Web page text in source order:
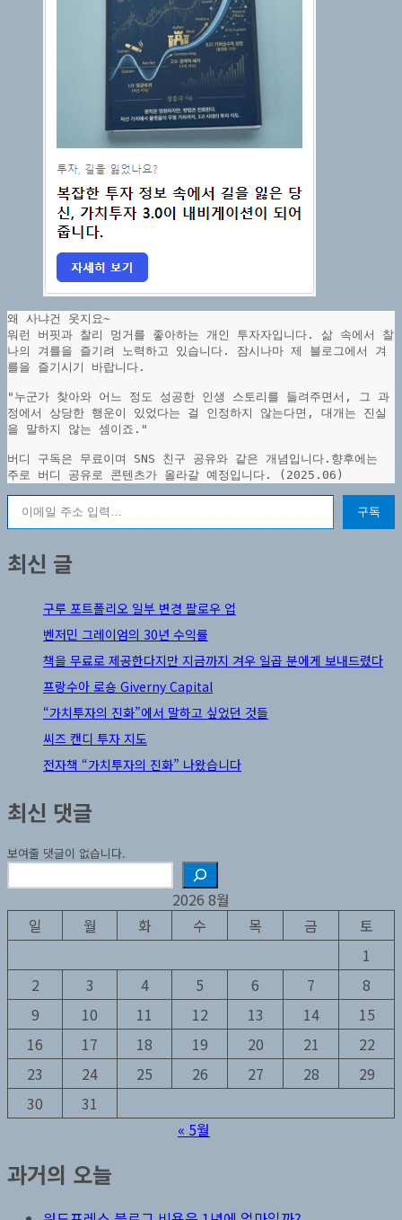
왜 사냐건 웃지요~
워런 버핏과 찰리 멍거를 좋아하는 개인 투자자입니다. 삶 속에서 찰
나의 겨를을 즐기려 노력하고 있습니다. 잠시나마 제 블로그에서 겨
를을 즐기시기 바랍니다.
"누군가 찾아와 어느 정도 성공한 인생 스토리를 들려주면서, 그 과
정에서 상당한 행운이 있었다는 걸 인정하지 않는다면, 대개는 진실
을 말하지 않는 셈이죠."
버디 구독은 무료이며 SNS 친구 공유와 같은 개념입니다.향후에는
주로 버디 공유로 콘텐츠가 올라갈 예정입니다. (2025.06)
이메일 주소 입력…
구독
최신 글
구루 포트폴리오 일부 변경 팔로우 업
벤저민 그레이엄의 30년 수익률
책을 무료로 제공한다지만 지금까지 겨우 일곱 분에게 보내드렸다
프랑수아 로숑 Giverny Capital
“가치투자의 진화”에서 말하고 싶었던 것들
씨즈 캔디 투자 지도
전자책 “가치투자의 진화” 나왔습니다
최신 댓글
보여줄 댓글이 없습니다.
색
2026 8월
일
월 화 수 목 금
토
1
2
3 4 5 6 7
8
9
10 11 12 13 14
15
16
17 18 19 20 21
22
23
24 25 26 27 28
29
30
31
« 5월
과거의 오늘